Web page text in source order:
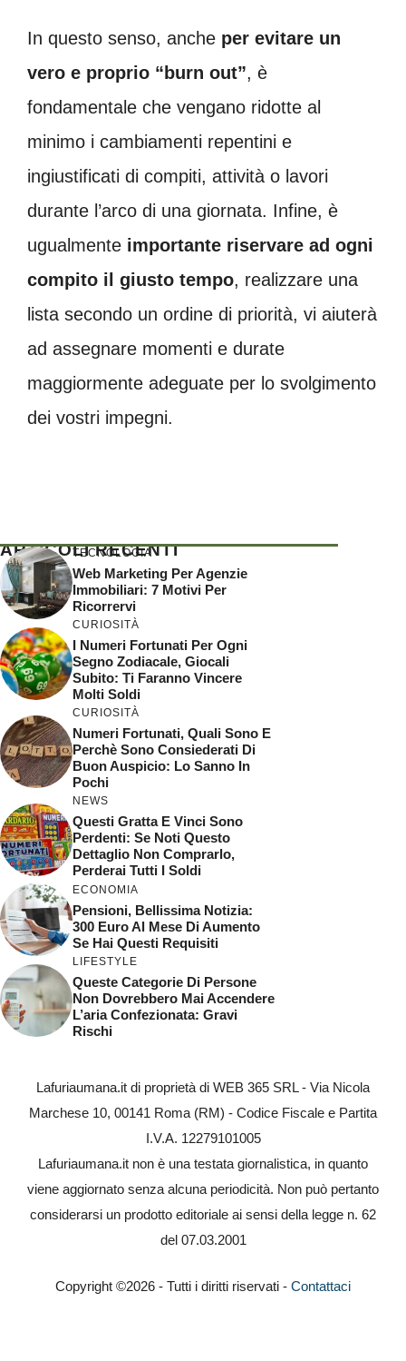
In questo senso, anche per evitare un
vero e proprio “burn out”, è
fondamentale che vengano ridotte al
minimo i cambiamenti repentini e
ingiustificati di compiti, attività o lavori
durante l’arco di una giornata. Infine, è
ugualmente importante riservare ad ogni
compito il giusto tempo, realizzare una
lista secondo un ordine di priorità, vi aiuterà
ad assegnare momenti e durate
maggiormente adeguate per lo svolgimento
dei vostri impegni.
ARTICOLI RECENTI
TECNOLOGIA
Web Marketing Per Agenzie
Immobiliari: 7 Motivi Per
Ricorrervi
CURIOSITÀ
I Numeri Fortunati Per Ogni
Segno Zodiacale, Giocali
Subito: Ti Faranno Vincere
Molti Soldi
CURIOSITÀ
Numeri Fortunati, Quali Sono E
Perchè Sono Consiederati Di
Buon Auspicio: Lo Sanno In
Pochi
NEWS
Questi Gratta E Vinci Sono
Perdenti: Se Noti Questo
Dettaglio Non Comprarlo,
Perderai Tutti I Soldi
ECONOMIA
Pensioni, Bellissima Notizia:
300 Euro Al Mese Di Aumento
Se Hai Questi Requisiti
LIFESTYLE
Queste Categorie Di Persone
Non Dovrebbero Mai Accendere
L’aria Confezionata: Gravi
Rischi
Lafuriaumana.it di proprietà di WEB 365 SRL - Via Nicola
Marchese 10, 00141 Roma (RM) - Codice Fiscale e Partita
I.V.A. 12279101005
Lafuriaumana.it non è una testata giornalistica, in quanto
viene aggiornato senza alcuna periodicità. Non può pertanto
considerarsi un prodotto editoriale ai sensi della legge n. 62
del 07.03.2001
Copyright ©2026 - Tutti i diritti riservati - Contattaci